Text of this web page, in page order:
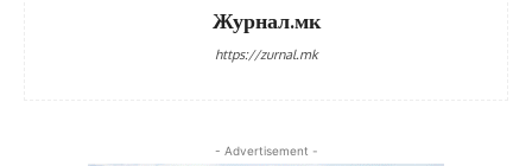
Журнал.мк
https://zurnal.mk
- Advertisement -